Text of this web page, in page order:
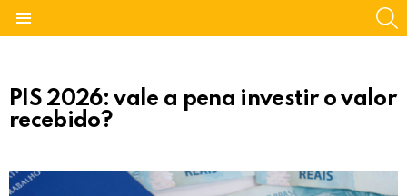
PIS 2026: vale a pena investir o valor
recebido?